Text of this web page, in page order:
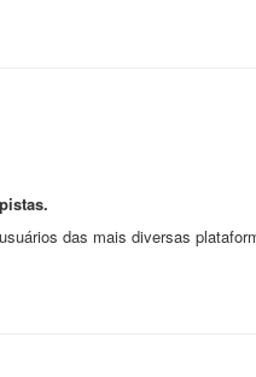
das mais diversas